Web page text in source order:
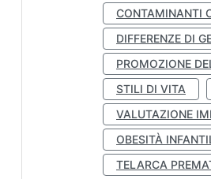
CONTAMINANTI
DIFFERENZE DI
PROMOZIONE
STILI DI VITA
VALUTAZIONE
OBESITÀ
TELARCA